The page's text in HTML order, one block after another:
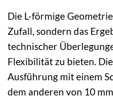
Die L-förmige
Zufall, sondern das
technischer
Flexibilität zu bieten.
Ausführung mit einem
dem anderen von 10